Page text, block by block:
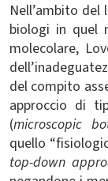
Nell’ambito
biologi in quel
molecolare,
del compito
approccio di
(microscopic
quello
top-down